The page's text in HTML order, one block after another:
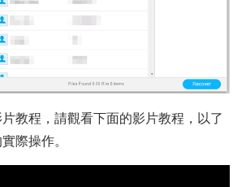
教程，請觀看下面的影片教程，以了
際操作。